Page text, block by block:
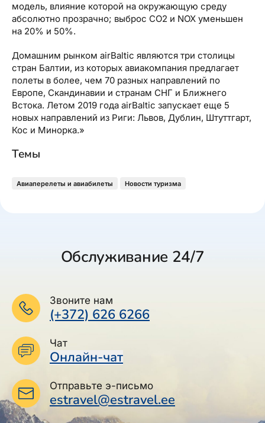
модель, влияние которой на окружающую среду
абсолютно прозрачно; выброс CO2 и NOX уменьшен
на 20% и 50%.
Домашним рынком airBaltic являются три столицы
стран Балтии, из которых авиакомпания предлагает
полеты в более, чем 70 разных направлений по
Европе, Скандинавии и странам СНГ и Ближнего
Встока. Летом 2019 года airBaltic запускает еще 5
новых направлений из Риги: Львов, Дублин, Штуттгарт,
Кос и Минорка.»
Темы
Авиаперелеты и авиабилеты Новости туризма
Обслуживание 24/7
Звоните нам
(+372) 626 6266
Чат
Онлайн-чат
Отправьте э-письмо
estravel@estravel.ee